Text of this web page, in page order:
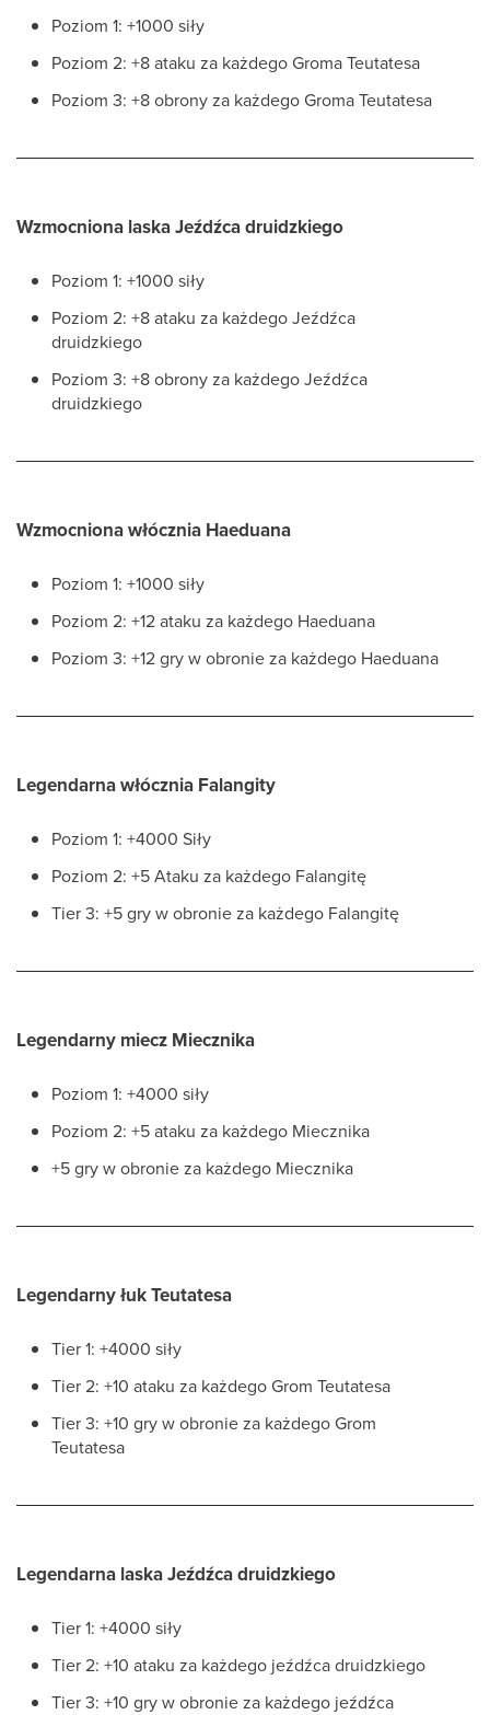
Poziom 1: +1000 siły
Poziom 2: +8 ataku za każdego Groma Teutatesa
Poziom 3: +8 obrony za każdego Groma Teutatesa
Wzmocniona laska Jeźdźca druidzkiego
Poziom 1: +1000 siły
Poziom 2: +8 ataku za każdego Jeźdźca
druidzkiego
Poziom 3: +8 obrony za każdego Jeźdźca
druidzkiego
Wzmocniona włócznia Haeduana
Poziom 1: +1000 siły
Poziom 2: +12 ataku za każdego Haeduana
Poziom 3: +12 gry w obronie za każdego Haeduana
Legendarna włócznia Falangity
Poziom 1: +4000 Siły
Poziom 2: +5 Ataku za każdego Falangitę
Tier 3: +5 gry w obronie za każdego Falangitę
Legendarny miecz Miecznika
Poziom 1: +4000 siły
Poziom 2: +5 ataku za każdego Miecznika
+5 gry w obronie za każdego Miecznika
Legendarny łuk Teutatesa
Tier 1: +4000 siły
Tier 2: +10 ataku za każdego Grom Teutatesa
Tier 3: +10 gry w obronie za każdego Grom
Teutatesa
Legendarna laska Jeźdźca druidzkiego
Tier 1: +4000 siły
Tier 2: +10 ataku za każdego jeźdźca druidzkiego
Tier 3: +10 gry w obronie za każdego jeźdźca